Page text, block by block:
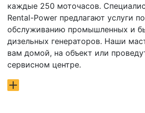
каждые 250 моточасов.
Rental-Power предлагают услуги
обслуживанию промышленных и
дизельных генераторов. Наши
вам домой, на объект или
сервисном центре.